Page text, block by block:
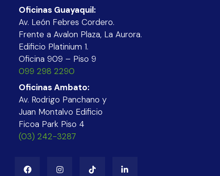
Oficinas Guayaquil:
Av. León Febres Cordero.
Frente a Avalon Plaza, La Aurora.
Edificio Platinium 1.
Oficina 909 – Piso 9
099 298 2290
Oficinas Ambato:
Av. Rodrigo Panchano y
Juan Montalvo Edificio
Ficoa Park Piso 4
(03) 242-3287